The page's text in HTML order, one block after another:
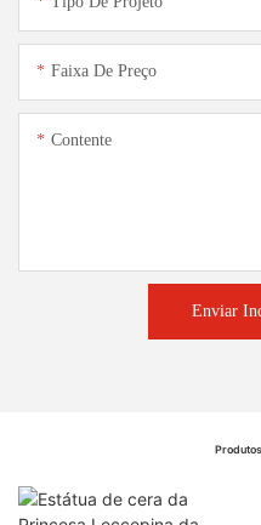
Faixa De Preço
Contente
Enviar